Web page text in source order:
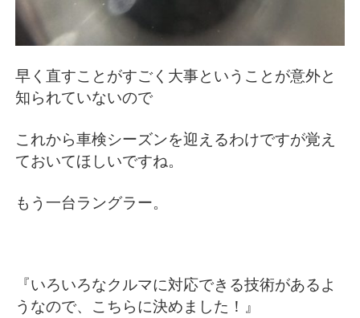
早く直すことがすごく大事ということが意外と
知られていないので
これから車検シーズンを迎えるわけですが覚え
ておいてほしいですね。
もう一台ラングラー。
『いろいろなクルマに対応できる技術があるよ
うなので、こちらに決めました！』